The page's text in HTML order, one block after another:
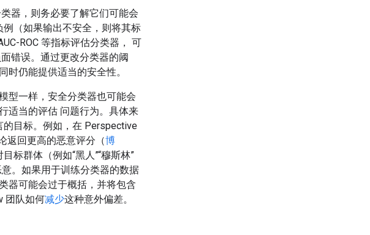
类器，则务必要了解它们可能会
（如果输出不安全，则将其标
ROC 等指标评估分类器， 可
错误。通过更改分类器的阈
时仍能提供适当的安全性。
型一样，安全分类器也可能会
适当的评估 问题行为。具体来
目标。例如，在 Perspective
返回更高的恶意评分（博
标群体（例如“黑人”“穆斯林”
意。如果用于训练分类器的数据
器可能会过于概括，并将包含
团队如何减少这种意外偏差。